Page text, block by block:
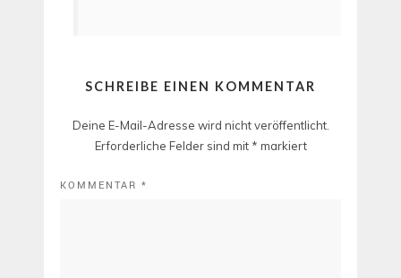
SCHREIBE EINEN KOMMENTAR
Deine E-Mail-Adresse wird nicht veröffentlicht.
Erforderliche Felder sind mit * markiert
KOMMENTAR *